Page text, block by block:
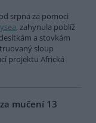
srpna za pomoci
, zahynula poblíž
a stovkám
sloup
projektu Africká
mučení 13